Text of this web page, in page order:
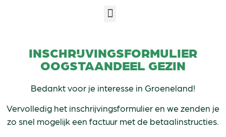
INSCHRIJVINGSFORMULIER
OOGSTAANDEEL GEZIN
Bedankt voor je interesse in Groeneland!
Vervolledig het inschrijvingsformulier en we zenden je
zo snel mogelijk een factuur met de betaalinstructies.